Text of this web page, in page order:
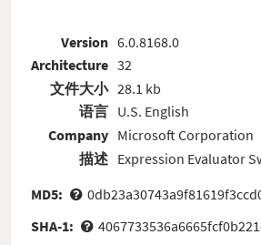
Version
Architecture
文件大小
语言
Company
描述
6.0.8168.0
32
28.1 kb
U.S. English
Microsoft Corporation
Expression Evaluator
MD5:
SHA-1: